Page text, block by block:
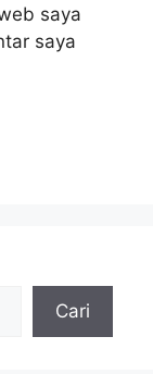
saya
saya
Cari